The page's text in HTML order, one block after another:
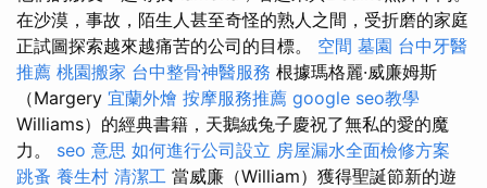
在沙漠，事故，陌生人甚至奇怪的熟人之間，受折磨的家庭
正試圖探索越來越痛苦的公司的目標。 空間 墓園 台中牙醫
推薦 桃園搬家 台中整骨神醫服務 根據瑪格麗·威廉姆斯
（Margery 宜蘭外燴 按摩服務推薦 google seo教學
Williams）的經典書籍，天鵝絨兔子慶祝了無私的愛的魔
力。 seo 意思 如何進行公司設立 房屋漏水全面檢修方案
跳蚤 養生村 清潔工 當威廉（William）獲得聖誕節新的遊